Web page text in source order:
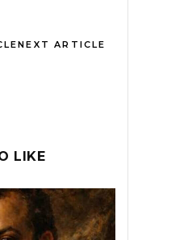
NEXT ARTICLE
LIKE